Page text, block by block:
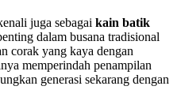
juga sebagai kain batik
dalam busana tradisional
corak yang kaya dengan
memperindah penampilan
generasi sekarang dengan